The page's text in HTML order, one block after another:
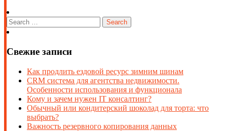
Свежие записи
Как продлить ездовой ресурс зимним шинам
CRM система для агентства недвижимости.
Особенности использования и функционала
Кому и зачем нужен IT консалтинг?
Обычный или кондитерский шоколад для торта: что
выбрать?
Важность резервного копирования данных